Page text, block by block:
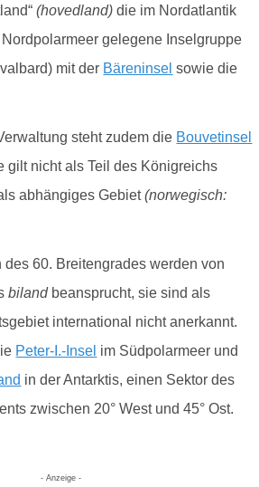
(hovedland) die im Nordatlantik
gelegene Inselgruppe
mit der Bäreninsel sowie die
steht zudem die Bouvetinsel
gilt nicht als Teil des Königreichs
abhängiges Gebiet(norwegisch:
60. Breitengrades werden von
biland beansprucht, sie sind als
international nicht anerkannt.
Peter-I.-Insel im Südpolarmeer und
in der Antarktis, einen Sektor des
zwischen 20° West und 45° Ost.
- Anzeige -